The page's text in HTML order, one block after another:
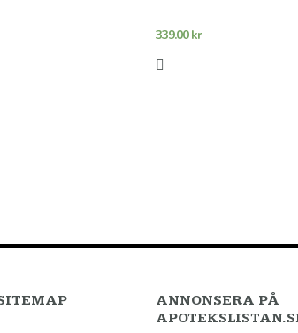
339.00kr
ANNONSERA PÅ